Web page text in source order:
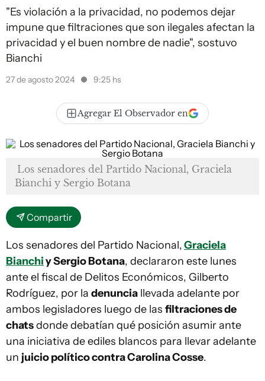
"Es violación a la privacidad, no podemos dejar
impune que filtraciones que son ilegales afectan la
privacidad y el buen nombre de nadie", sostuvo
Bianchi
27 de agosto 2024 9:25 hs
Agregar El Observador en
Los senadores del Partido Nacional, Graciela
Bianchi y Sergio Botana
Compartir
Los senadores del Partido Nacional,Graciela
Bianchiy Sergio Botana, declararon este lunes
ante el fiscal de Delitos Económicos, Gilberto
Rodríguez, por la denuncia llevada adelante por
ambos legisladores luego de las filtraciones de
chatsdonde debatían qué posición asumir ante
una iniciativa de ediles blancos para llevar adelante
un juicio político contra Carolina Cosse.